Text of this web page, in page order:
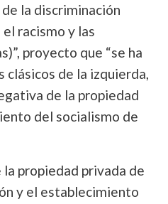
la discriminación
racismo y las
proyecto que “se ha
clásicos de la izquierda,
de la propiedad
del socialismo de
propiedad privada de
y el establecimiento